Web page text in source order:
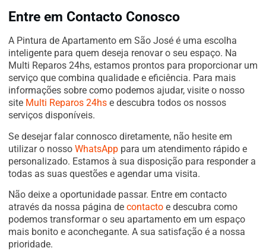
Entre em Contacto Conosco
A Pintura de Apartamento em São José é uma escolha
inteligente para quem deseja renovar o seu espaço. Na
Multi Reparos 24hs, estamos prontos para proporcionar um
serviço que combina qualidade e eficiência. Para mais
informações sobre como podemos ajudar, visite o nosso
site Multi Reparos 24hs e descubra todos os nossos
serviços disponíveis.
Se desejar falar connosco diretamente, não hesite em
utilizar o nosso WhatsApp para um atendimento rápido e
personalizado. Estamos à sua disposição para responder a
todas as suas questões e agendar uma visita.
Não deixe a oportunidade passar. Entre em contacto
através da nossa página de contacto e descubra como
podemos transformar o seu apartamento em um espaço
mais bonito e aconchegante. A sua satisfação é a nossa
prioridade.